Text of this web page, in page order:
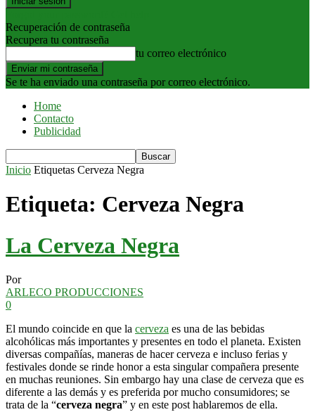
Recuperación de contraseña
Recupera tu contraseña
tu correo electrónico
Se te ha enviado una contraseña por correo electrónico.
Home
Contacto
Publicidad
Inicio Etiquetas Cerveza Negra
Etiqueta: Cerveza Negra
La Cerveza Negra
Por
ARLECO PRODUCCIONES
0
El mundo coincide en que la cerveza es una de las bebidas
alcohólicas más importantes y presentes en todo el planeta. Existen
diversas compañías, maneras de hacer cerveza e incluso ferias y
festivales donde se rinde honor a esta singular compañera presente
en muchas reuniones. Sin embargo hay una clase de cerveza que es
diferente a las demás y es preferida por mucho consumidores; se
trata de la “cerveza negra” y en este post hablaremos de ella.